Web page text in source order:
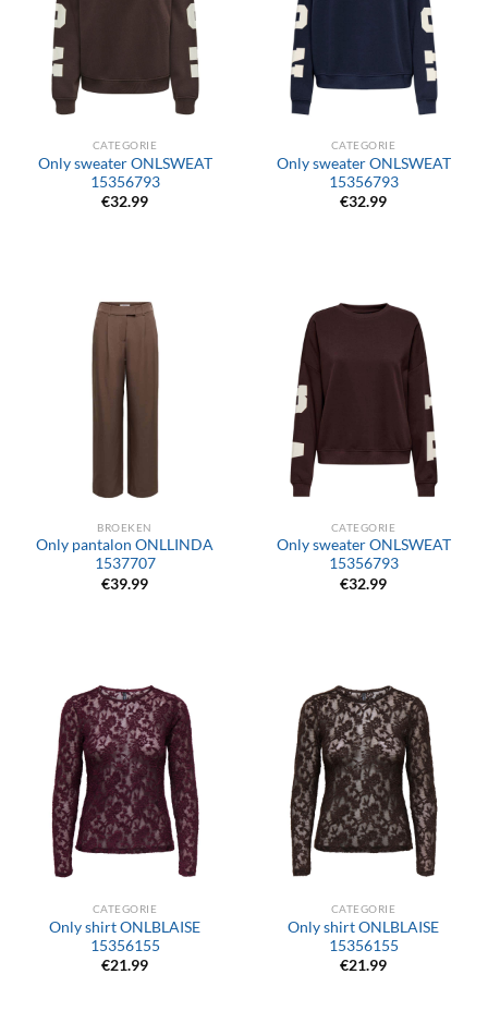
CATEGORIE
Only sweater ONLSWEAT
15356793
€32.99
CATEGORIE
Only sweater ONLSWEAT
15356793
€32.99
BROEKEN
Only pantalon ONLLINDA
1537707
€39.99
CATEGORIE
Only sweater ONLSWEAT
15356793
€32.99
CATEGORIE
Only shirt ONLBLAISE
15356155
€21.99
CATEGORIE
Only shirt ONLBLAISE
15356155
€21.99